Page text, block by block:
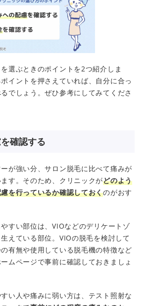
選ぶときのポイントを2つ紹介しま
イントを押さえていれば、自分に合っ
でしょう。ぜひ参考にしてみてくださ
確認する
が強い分、サロン脱毛に比べて痛みが
す。そのため、クリニックがどのよう
を行っているか確認しておくのがおす
すい部位は、VIOなどのデリケートゾ
えている部位。VIOの脱毛を検討して
有無や使用している脱毛機の特徴など
ムページで事前に確認しておきましょ
い人や痛みに弱い方は、テスト照射な